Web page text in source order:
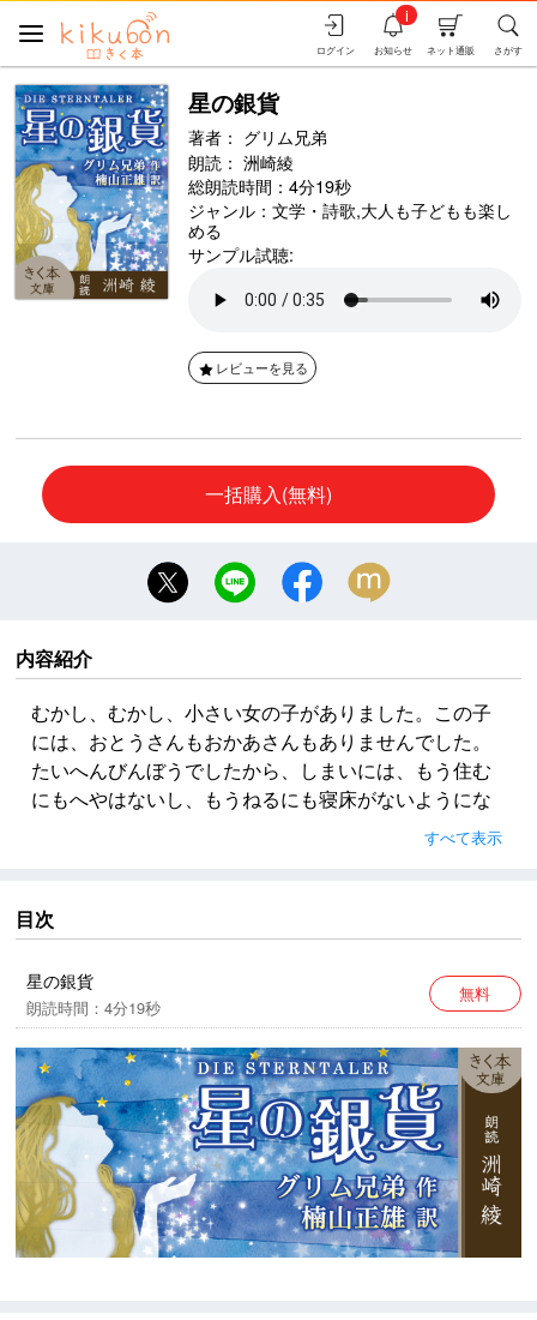
さがす
ネット通販
お知らせ
i
ログイン
星の銀貨
著者： グリム兄弟
朗読： 洲崎綾
総朗読時間：4分19秒
ジャンル： 文学・詩歌,大人も子どもも楽し
める
サンプル試聴:
レビューを見る
一括購入(無料)
内容紹介
むかし、むかし、小さい女の子がありました。この子
には、おとうさんもおかあさんもありませんでした。
たいへんびんぼうでしたから、しまいには、もう住む
にもへやはないし、もうねるにも寝床がないようにな
って、とうとうおしまいには、からだにつけたものの
ほかは、手にもったパンひとかけきりで、それもなさ
本作品は、一部表現を変更してお送りさせていただき
ます。
予めご了承ください。
すべて表示
目次
星の銀貨
朗読時間：4分19秒
無料